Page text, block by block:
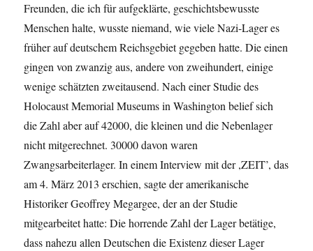
Freunden, die ich für aufgeklärte, geschichtsbewusste
Menschen halte, wusste niemand, wie viele Nazi-Lager es
früher auf deutschem Reichsgebiet gegeben hatte. Die einen
gingen von zwanzig aus, andere von zweihundert, einige
wenige schätzten zweitausend. Nach einer Studie des
Holocaust Memorial Museums in Washington belief sich
die Zahl aber auf 42000, die kleinen und die Nebenlager
nicht mitgerechnet. 30000 davon waren
Zwangsarbeiterlager. In einem Interview mit der ,ZEIT’, das
am 4. März 2013 erschien, sagte der amerikanische
Historiker Geoffrey Megargee, der an der Studie
mitgearbeitet hatte: Die horrende Zahl der Lager betätige,
dass nahezu allen Deutschen die Existenz dieser Lager